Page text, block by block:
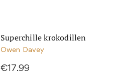
Superchille krokodillen
Owen Davey
€17,99